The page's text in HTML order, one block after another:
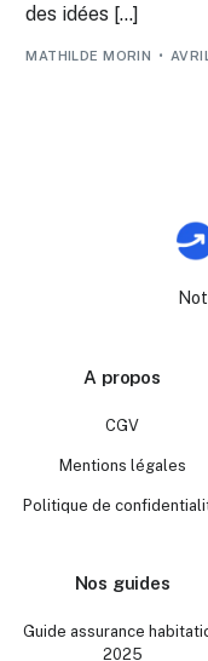
des idées […]
MATHILDE MORIN
A propos
CGV
Mentions légales
Politique de
Nos guides
Guide assurance
2025